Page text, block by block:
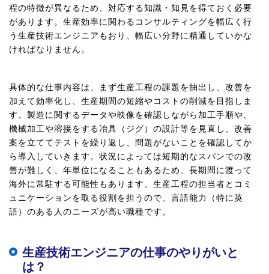
程の特徴が異なるため、対応する知識・知見を得ておく必要
があります。生産効率に関わるコンサルティングを幅広く行
う生産技術エンジニアもおり、幅広い分野に精通していかな
ければなりません。
具体的な仕事内容は、まず生産工程の課題を抽出し、改善を
加えて効率化し、生産期間の短縮やコストの削減を目指しま
す。製造に関するデータや映像を確認しながら加工手順や、
機械加工や溶接をする冶具（ジグ）の設計等を見直し、改善
案を立ててテストを繰り返し、問題がないことを確認してか
ら導入していきます。状況によっては短期的なスパンでの改
善が難しく、年単位になることもあるため、長期間に渡って
海外に常駐する可能性もあります。生産工程の担当者とコミ
ュニケーションを取る役割を担うので、言語能力（特に英
語）のある人のニーズが高い職種です。
生産技術エンジニアの仕事のやりがいと
は？